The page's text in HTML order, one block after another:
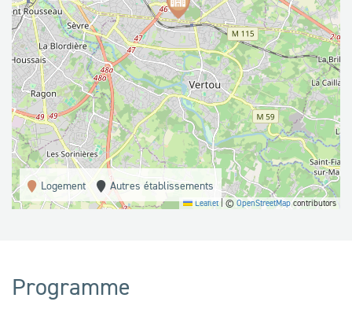
Logement Autres établissements
Leaflet | © OpenStreetMapcontributors
Programme